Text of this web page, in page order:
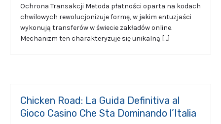
Ochrona Transakcji Metoda płatności oparta na kodach
chwilowych rewolucjonizuje formę, w jakim entuzjaści
wykonują transferów w świecie zakładów online.
Mechanizm ten charakteryzuje się unikalną […]
Chicken Road: La Guida Definitiva al
Gioco Casino Che Sta Dominando l’Italia